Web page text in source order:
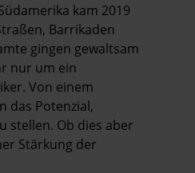
kam 2019
Barrikaden
gingen gewaltsam
nur um ein
Von einem
das Potenzial,
stellen. Ob dies aber
Stärkung der